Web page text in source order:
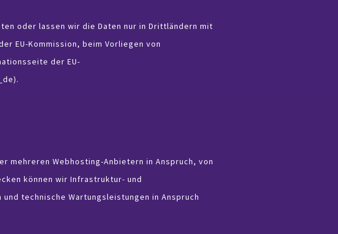
oder lassen wir die Daten nur in Drittländern mit
EU-Kommission, beim Vorliegen von
der EU-
).
mehreren Webhosting-Anbietern in Anspruch, von
können wir Infrastruktur- und
technische Wartungsleistungen in Anspruch